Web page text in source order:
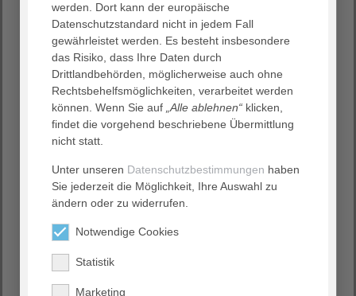
Hintergrundinformationen
AGAPLESION DIAKONIEKLINIKUM HAMBURG
modernes christliches Krankenhaus im Herzen der Stadt.
Es liegt zentral in Hamburg-Eimsbüttel und verfügt
über 388 Betten. Im Februar 2011 wurden in einem
Neubau die traditionsreichen evangelischen
Krankenhäuser Alten Eichen, Bethanien und Elim
zusammengeführt. Das AGAPLESION DIAKONIEKLINIKUM
Rund eintausend Mitarbeiter:innen versorgen jährlich
19.000 Patienten stationär und 23.000 Patienten
ambulant.
AGAPLESION gemeinnützige Aktiengesellschaft
wurde 2002 in Frankfurt am Main von christlichen
Unternehmen gegründet, um vorwiegend christliche
werden. Dort kann der europäische
Datenschutzstandard nicht in jedem Fall
gewährleistet werden. Es besteht insbesondere
das Risiko, dass Ihre Daten durch
Drittlandbehörden, möglicherweise auch ohne
Rechtsbehelfsmöglichkeiten, verarbeitet werden
können. Wenn Sie auf „Alle ablehnen“ klicken,
findet die vorgehend beschriebene Übermittlung
nicht statt.
Unter unseren Datenschutzbestimmungen haben
Sie jederzeit die Möglichkeit, Ihre Auswahl zu
ändern oder zu widerrufen.
Notwendige Cookies
Statistik
Marketing